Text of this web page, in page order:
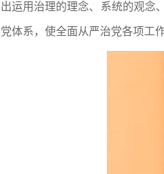
出运用治理的理念、系统的观念
党体系，使全面从严治党各项工